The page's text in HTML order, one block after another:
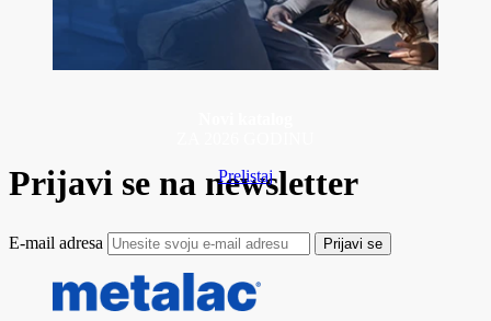
Prelistaj
Prijavi se na newsletter
E-mail adresa Prijavi se